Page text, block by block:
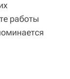
работы